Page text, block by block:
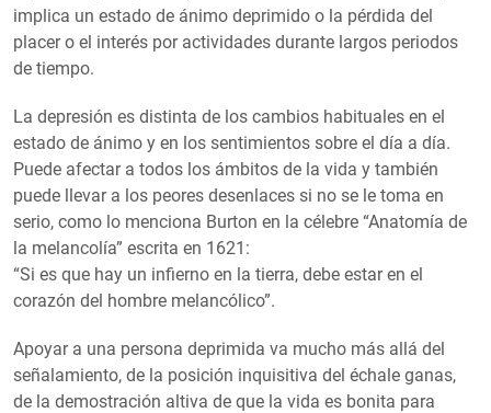
implica un estado de ánimo deprimido o la pérdida del
placer o el interés por actividades durante largos periodos
de tiempo.
La depresión es distinta de los cambios habituales en el
estado de ánimo y en los sentimientos sobre el día a día.
Puede afectar a todos los ámbitos de la vida y también
puede llevar a los peores desenlaces si no se le toma en
serio, como lo menciona Burton en la célebre “Anatomía de
la melancolía” escrita en 1621:
“Si es que hay un infierno en la tierra, debe estar en el
corazón del hombre melancólico”.
Apoyar a una persona deprimida va mucho más allá del
señalamiento, de la posición inquisitiva del échale ganas,
de la demostración altiva de que la vida es bonita para